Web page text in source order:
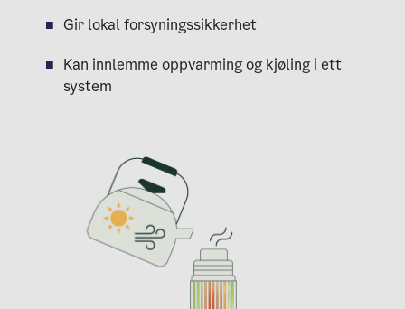
Gir lokal forsyningssikkerhet
Kan innlemme oppvarming og kjøling i ett
system